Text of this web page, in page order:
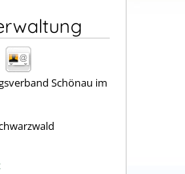
Schönau im